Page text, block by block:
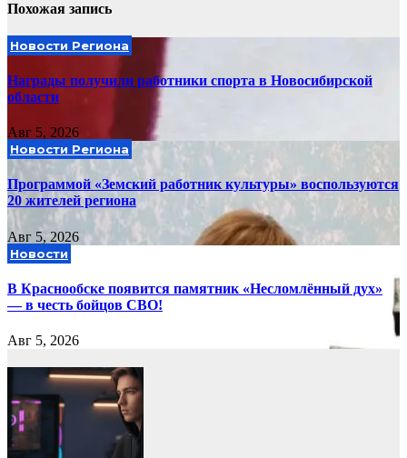
Похожая запись
Новости Региона
Награды получили работники спорта в Новосибирской
области
Авг 5, 2026
Новости Региона
Программой «Земский работник культуры» воспользуются
20 жителей региона
Авг 5, 2026
Новости
В Краснообске появится памятник «Несломлённый дух»
— в честь бойцов СВО!
Авг 5, 2026